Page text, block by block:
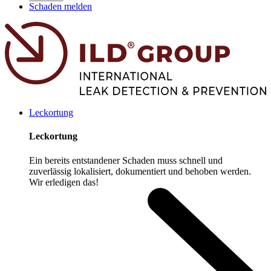
Schaden melden
Leckortung
Leckortung
Ein bereits entstandener Schaden muss schnell und
zuverlässig lokalisiert, dokumentiert und behoben werden.
Wir erledigen das!